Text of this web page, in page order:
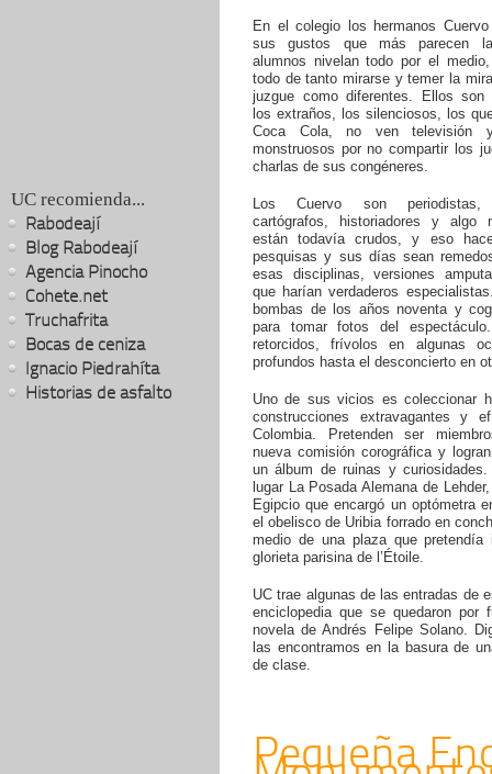
UC recomienda...
Rabodeají
Blog Rabodeají
Agencia Pinocho
Cohete.net
Truchafrita
Bocas de ceniza
Ignacio Piedrahíta
Historias de asfalto
En el colegio los hermanos
sus gustos que más parecen
alumnos nivelan todo por el
todo de tanto mirarse y temer la
juzgue como diferentes. Ellos son
los extraños, los silenciosos, los
Coca Cola, no ven televisión
monstruosos por no compartir los
charlas de sus congéneres.
Los Cuervo son periodistas,
cartógrafos, historiadores y algo
están todavía crudos, y eso
pesquisas y sus días sean
esas disciplinas, versiones
que harían verdaderos
bombas de los años noventa y
para tomar fotos del
retorcidos, frívolos en algunas
profundos hasta el desconcierto en
Uno de sus vicios es coleccionar
construcciones extravagantes y
Colombia. Pretenden ser
nueva comisión corográfica y
un álbum de ruinas y
lugar La Posada Alemana de
Egipcio que encargó un optómetra
el obelisco de Uribia forrado en
medio de una plaza que
glorieta parisina de l’Étoile.
UC trae algunas de las entradas de
enciclopedia que se quedaron por
novela de Andrés Felipe Solano.
las encontramos en la basura de
de clase.
Pequeña